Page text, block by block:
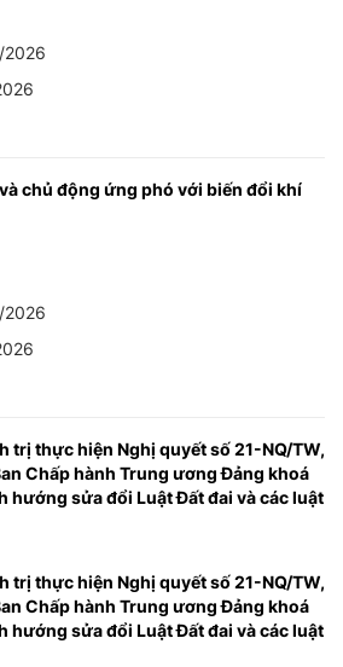
2026
chủ động ứng phó với biến đổi khí
2026
trị thực hiện Nghị quyết số 21-NQ/TW,
Chấp hành Trung ương Đảng khoá
hướng sửa đổi Luật Đất đai và các luật
trị thực hiện Nghị quyết số 21-NQ/TW,
Chấp hành Trung ương Đảng khoá
hướng sửa đổi Luật Đất đai và các luật